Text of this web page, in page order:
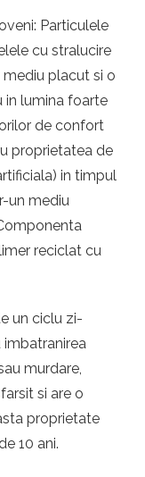
Particulele
cu stralucire
mediu placut si o
in lumina foarte
de confort
proprietatea de
in timpul
un mediu
reciclat cu
un ciclu zi-
imbatranirea
murdare,
si are o
proprietate
10 ani.